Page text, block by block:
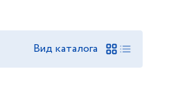
Вид каталога